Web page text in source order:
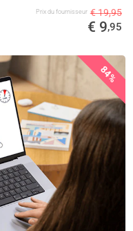
Prix ​​du fournisseur € 19,95
€ 9,95
84%